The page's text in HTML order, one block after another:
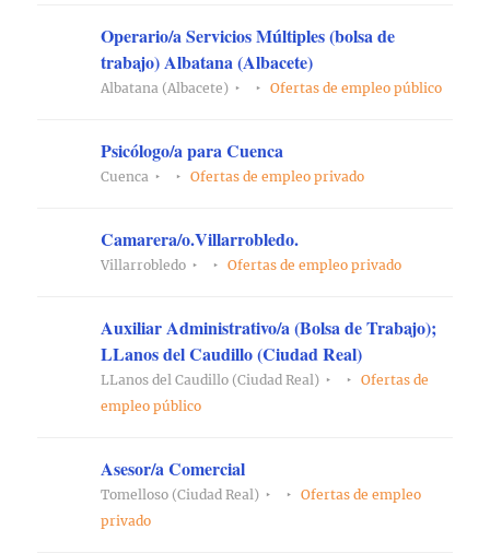
Operario/a Servicios Múltiples (bolsa de
trabajo) Albatana (Albacete)
Albatana (Albacete) Ofertas de empleo público
Psicólogo/a para Cuenca
Cuenca Ofertas de empleo privado
Camarera/o.Villarrobledo.
Villarrobledo Ofertas de empleo privado
Auxiliar Administrativo/a (Bolsa de Trabajo);
LLanos del Caudillo (Ciudad Real)
LLanos del Caudillo (Ciudad Real)
Ofertas de
empleo público
Asesor/a Comercial
Tomelloso (Ciudad Real)
Ofertas de empleo
privado